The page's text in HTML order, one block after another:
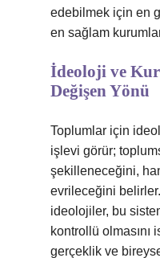
edebilmek için en
en sağlam
İdeoloji ve
Değişen Yönü
Toplumlar için
işlevi görür;
şekilleneceğini,
evrileceğini
ideolojiler, bu
kontrollü olmasını
gerçeklik ve